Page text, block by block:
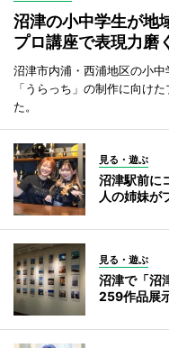
沼津の小中学生が地
プロ講座で表現力磨
沼津市内浦・西浦地区の小
「うらっち」の制作に向け
た。
見る・遊ぶ
沼津駅前に
人の姉妹が
見る・遊ぶ
沼津で「沼
259作品展